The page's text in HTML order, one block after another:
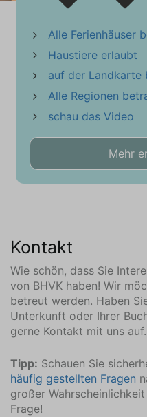
Alle Ferienhäuser
Haustiere erlaubt
auf der Landkarte
Alle Regionen
schau das Video
Mehr
Kontakt
Wie schön, dass Sie
von BHVK haben! Wir
betreut werden. Haben
Unterkunft oder Ihrer
gerne Kontakt mit uns auf.
Tipp: Schauen Sie
häufig gestellten Fragen
großer
Frage!